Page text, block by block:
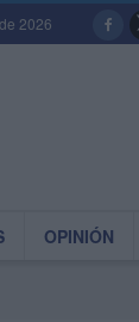
2026
OPINIÓN